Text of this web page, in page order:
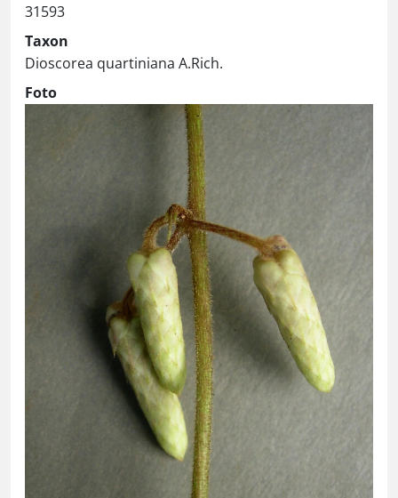
31593
Taxon
Dioscorea quartiniana A.Rich.
Foto